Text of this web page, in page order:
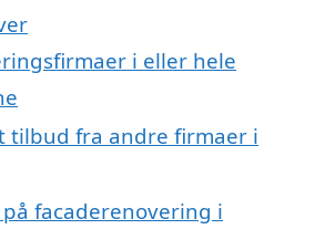
i eller hele
tilbud fra andre firmaer i
facaderenovering i